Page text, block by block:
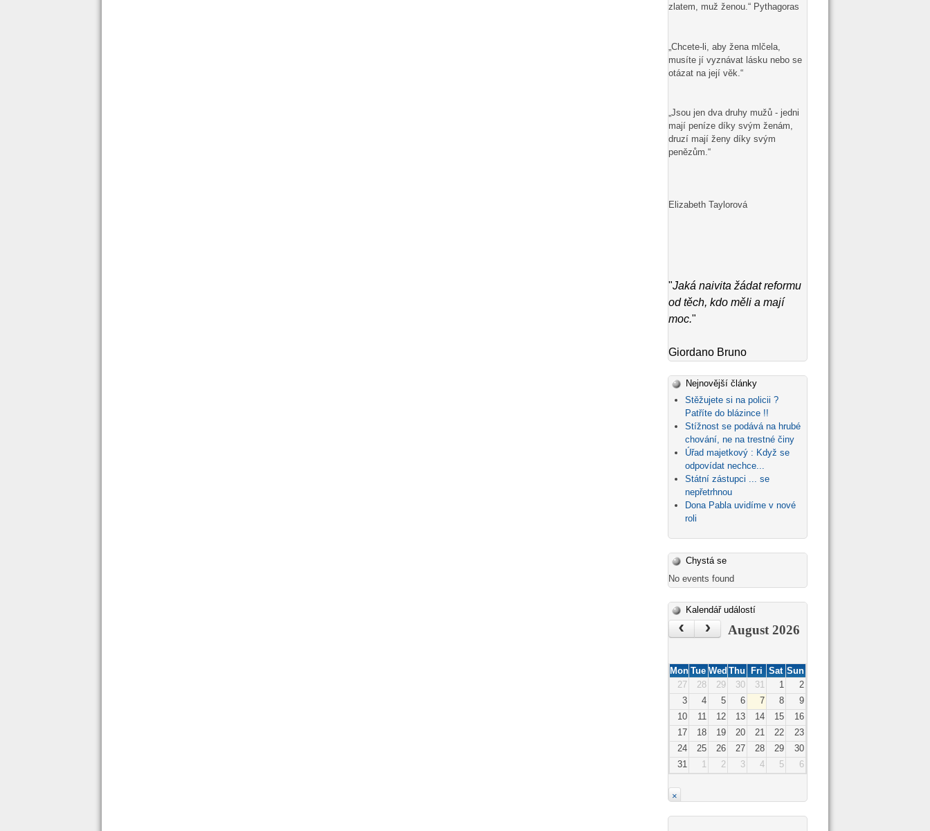
zlatem, muž ženou.“ Pythagoras
„Chcete-li, aby žena mlčela,
musíte jí vyznávat lásku nebo se
otázat na její věk.“
„Jsou jen dva druhy mužů - jedni
mají peníze díky svým ženám,
druzí mají ženy díky svým
penězům.“
Elizabeth Taylorová
"Jaká naivita žádat reformu
od těch, kdo měli a mají
moc."
Giordano Bruno
Nejnovější články
Stěžujete si na policii ?
Patříte do blázince !!
Stížnost se podává na hrubé
chování, ne na trestné činy
Úřad majetkový : Když se
odpovídat nechce...
Státní zástupci ... se
nepřetrhnou
Dona Pabla uvidíme v nové
roli
Chystá se
No events found
Kalendář událostí
‹ › August 2026
Mon Tue Wed Thu Fri Sat Sun
27
28 29 30 31 1
2
3
4 5 6 7 8
9
10
11 12 13 14 15
16
17
18 19 20 21 22
23
24
25 26 27 28 29
30
31
1 2 3 4 5 6
×